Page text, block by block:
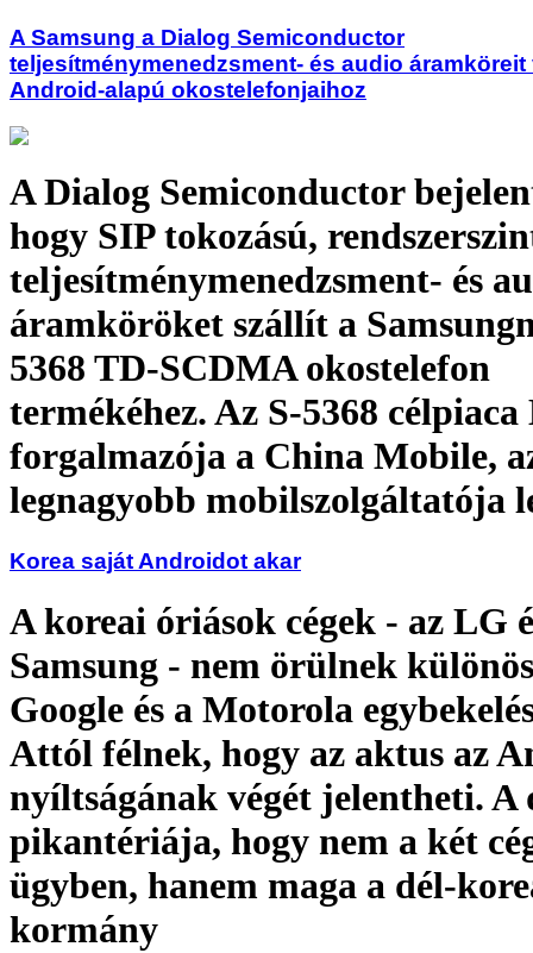
A Samsung a Dialog Semiconductor
teljesítménymenedzsment- és audio
Android-alapú okostelefonjaihoz
A Dialog Semiconductor
hogy SIP tokozású,
teljesítménymenedzsment- és
áramköröket szállít a
5368 TD-SCDMA okostelefon
termékéhez. Az S-5368
forgalmazója a China Mobile,
legnagyobb mobilszolgáltatója
Korea saját Androidot akar
A koreai óriások cégek - az LG
Samsung - nem örülnek
Google és a Motorola
Attól félnek, hogy az aktus az
nyíltságának végét jelentheti. A
pikantériája, hogy nem a két
ügyben, hanem maga a dél-
kormány